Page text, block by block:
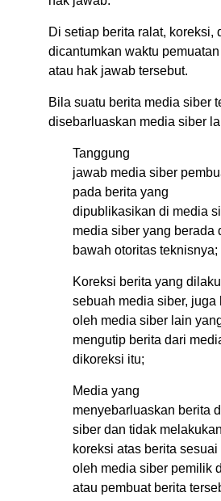
Di setiap berita ralat, koreksi,
dicantumkan waktu
atau hak jawab tersebut.
Bila suatu berita media siber
disebarluaskan media siber
Tanggung
jawab media siber
pada berita yang
dipublikasikan di media
media siber yang berada
bawah otoritas teknisnya;
Koreksi berita yang
sebuah media siber, juga
oleh media siber lain
mengutip berita dari
dikoreksi itu;
Media yang
menyebarluaskan berita
siber dan tidak melakukan
koreksi atas berita
oleh media siber pemilik
atau pembuat berita